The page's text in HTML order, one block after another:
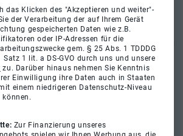
das Klicken des "Akzeptieren und weiter"-
der Verarbeitung der auf Ihrem Gerät
gespeicherten Daten wie z.B.
oder IP-Adressen für die
gem. § 25 Abs. 1 TDDDG
1 lit. a DS-GVO durch uns und unsere
zu. Darüber hinaus nehmen Sie Kenntnis
Einwilligung ihre Daten auch in Staaten
einem niedrigeren Datenschutz-Niveau
können.
Zur Finanzierung unseres